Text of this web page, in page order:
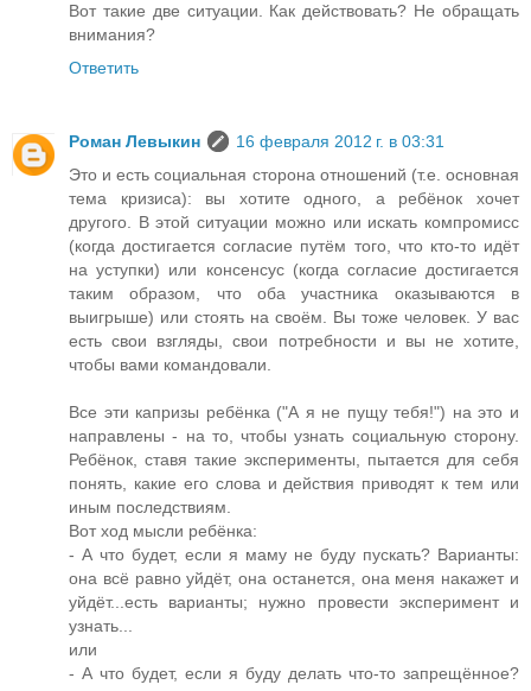
Вот такие две ситуации. Как действовать? Не обращать
внимания?
Ответить
Роман Левыкин
16 февраля 2012 г. в 03:31
Это и есть социальная сторона отношений (т.е. основная
тема кризиса): вы хотите одного, а ребёнок хочет
другого. В этой ситуации можно или искать компромисс
(когда достигается согласие путём того, что кто-то идёт
на уступки) или консенсус (когда согласие достигается
таким образом, что оба участника оказываются в
выигрыше) или стоять на своём. Вы тоже человек. У вас
есть свои взгляды, свои потребности и вы не хотите,
чтобы вами командовали.
Все эти капризы ребёнка ("А я не пущу тебя!") на это и
направлены - на то, чтобы узнать социальную сторону.
Ребёнок, ставя такие эксперименты, пытается для себя
понять, какие его слова и действия приводят к тем или
иным последствиям.
Вот ход мысли ребёнка:
- А что будет, если я маму не буду пускать? Варианты:
она всё равно уйдёт, она останется, она меня накажет и
уйдёт...есть варианты; нужно провести эксперимент и
узнать...
или
- А что будет, если я буду делать что-то запрещённое?